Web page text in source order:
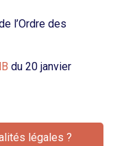
l’Ordre des
du 20 janvier
légales ?